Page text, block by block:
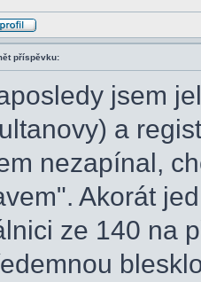
příspěvku:
jsem
a
nezapínal,
Akorát
ze 140 na